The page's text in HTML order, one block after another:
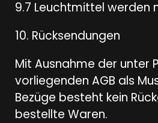
9.7 Leuchtmittel werden
10. Rücksendungen
Mit Ausnahme der unter
vorliegenden AGB als
Bezüge besteht kein
bestellte Waren.